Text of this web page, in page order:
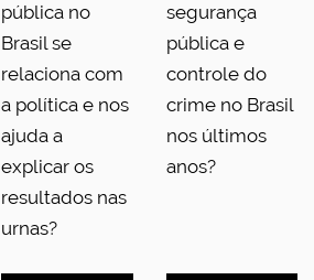
pública no
Brasil se
relaciona com
a política e nos
ajuda a
explicar os
resultados nas
urnas?
segurança
pública e
controle do
crime no Brasil
nos últimos
anos?